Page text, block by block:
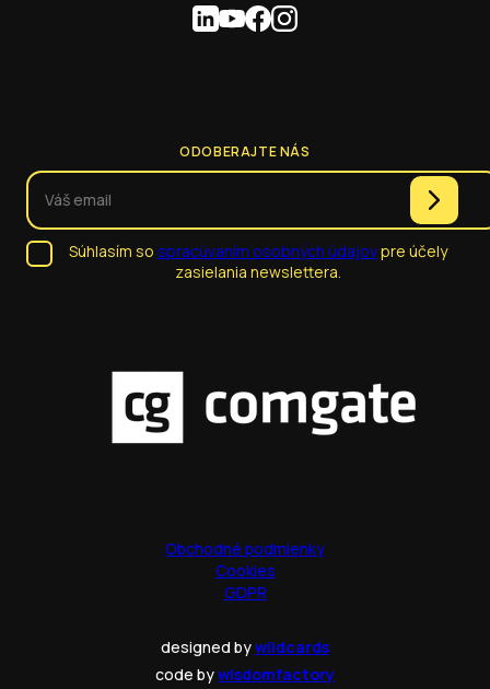
ODOBERAJTE NÁS
Súhlasím so spracúvaním osobných údajovpre účely
zasielania newslettera.
Obchodné podmienky
Cookies
GDPR
designed bywildcards
code bywisdomfactory